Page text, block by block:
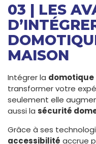
03 | LES
MAISON
Intégrer la domotique
transformer votre
seulement elle
aussi la sécurité
Grâce à ses
accessibilité accrue